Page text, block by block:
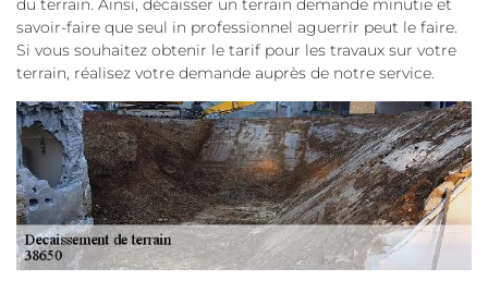
savoir-faire que seul in professionnel aguerrir peut le faire.
Si vous souhaitez obtenir le tarif pour les travaux sur votre
terrain, réalisez votre demande auprès de notre service.